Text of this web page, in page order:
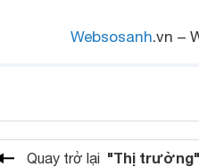
Websosanh.vn –
Quay trở lại "Thị trường"